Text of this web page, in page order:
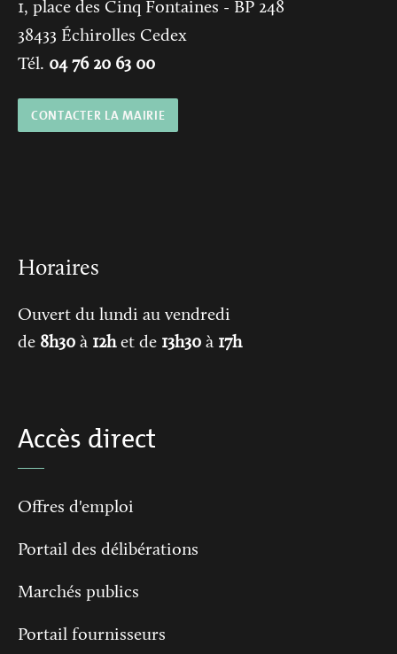
1, place des Cinq Fontaines - BP 248
38433 Échirolles Cedex
Tél. 04 76 20 63 00
CONTACTER LA MAIRIE
Horaires
Ouvert du lundi au vendredi
de 8h30 à 12het de 13h30 à 17h
Accès direct
Offres d'emploi
Portail des délibérations
Marchés publics
Portail fournisseurs